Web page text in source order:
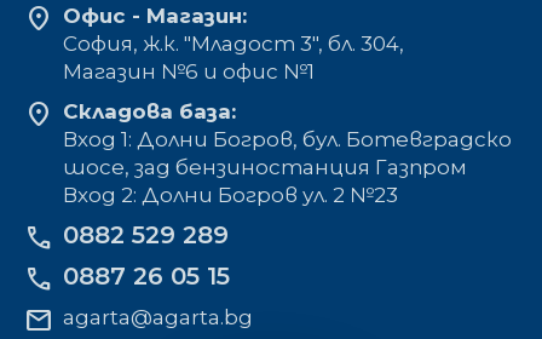
location_on
Офис - Магазин:
София, ж.к. "Младост 3", бл. 304,
Mагазин №6 и офис №1
location_on
Складова база:
Вход 1: Долни Богров, бул. Ботевградско
шосе, зад бензиностанция Газпром
Вход 2: Долни Богров ул. 2 №23
phone 0882 529 289
phone 0887 26 05 15
mail agarta@agarta.bg